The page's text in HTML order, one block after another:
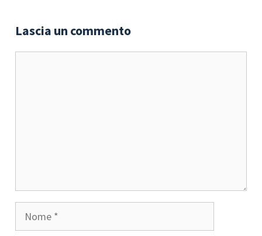
Lascia un commento
Nome